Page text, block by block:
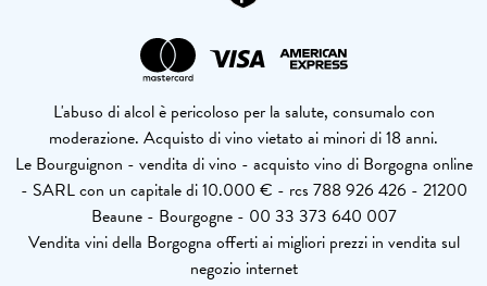
L'abuso di alcol è pericoloso per la salute, consumalo con
moderazione. Acquisto di vino vietato ai minori di 18 anni.
Le Bourguignon - vendita di vino - acquisto vino di Borgogna online
- SARL con un capitale di 10.000 € - rcs 788 926 426 - 21200
Beaune - Bourgogne - 00 33 373 640 007
Vendita vini della Borgogna offerti ai migliori prezzi in vendita sul
negozio internet